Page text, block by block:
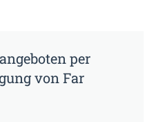
per
von Far